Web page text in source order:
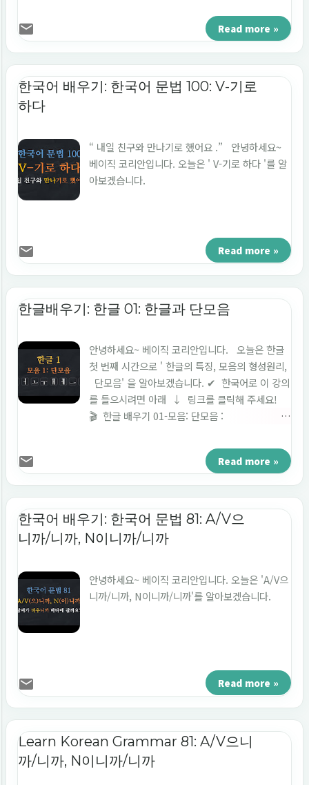
Read more »
한국어 배우기: 한국어 문법 100: V-기로
하다
“ 내일 친구와 만나기로 했어요 .” 안녕하세요~
베이직 코리안입니다. 오늘은 ' V-기로 하다 '를 알
아보겠습니다.
Read more »
한글배우기: 한글 01: 한글과 단모음
안녕하세요~ 베이직 코리안입니다. 오늘은 한글
첫 번째 시간으로 ' 한글의 특징, 모음의 형성원리,
단모음' 을 알아보겠습니다. ✔ 한국어로 이 강의
를 들으시려면 아래 ↓ 링크를 클릭해 주세요!
🎬 한글 배우기 01-모음: 단모음 :
Read more »
한국어 배우기: 한국어 문법 81: A/V으
니까/니까, N이니까/니까
안녕하세요~ 베이직 코리안입니다. 오늘은 'A/V으
니까/니까, N이니까/니까'를 알아보겠습니다.
Read more »
Learn Korean Grammar 81: A/V으니
까/니까, N이니까/니까